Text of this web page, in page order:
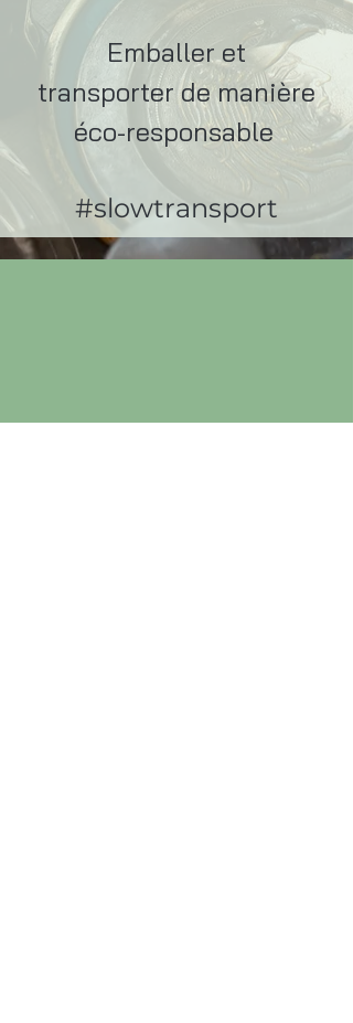
Emballer et
transporter de manière
éco-responsable
#slowtransport